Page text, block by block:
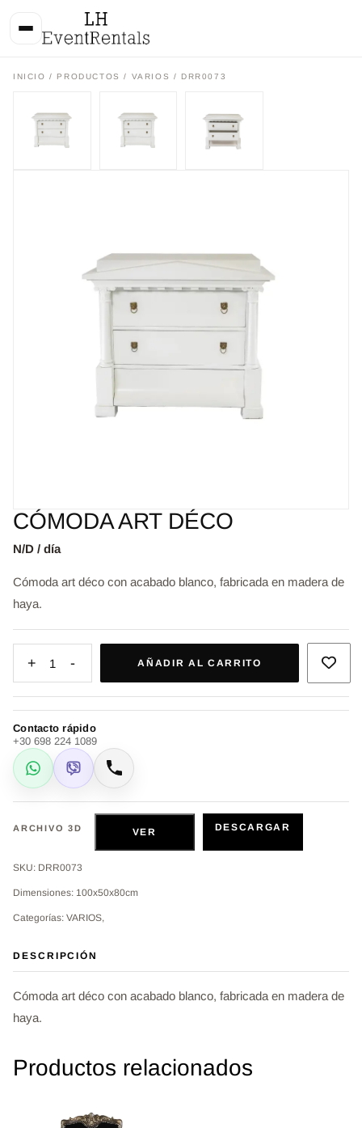
INICIO / PRODUCTOS/ VARIOS / DRR0073
CÓMODA ART DÉCO
N/D / día
Cómoda art déco con acabado blanco, fabricada en madera de
haya.
+ 1 - AÑADIR AL CARRITO
Contacto rápido
+30 698 224 1089
WhatsApp
Viber Llamar
ARCHIVO 3D VER DESCARGAR
SKU: DRR0073
Dimensiones: 100x50x80cm
Categorías: VARIOS,
DESCRIPCIÓN
Cómoda art déco con acabado blanco, fabricada en madera de
haya.
Productos relacionados